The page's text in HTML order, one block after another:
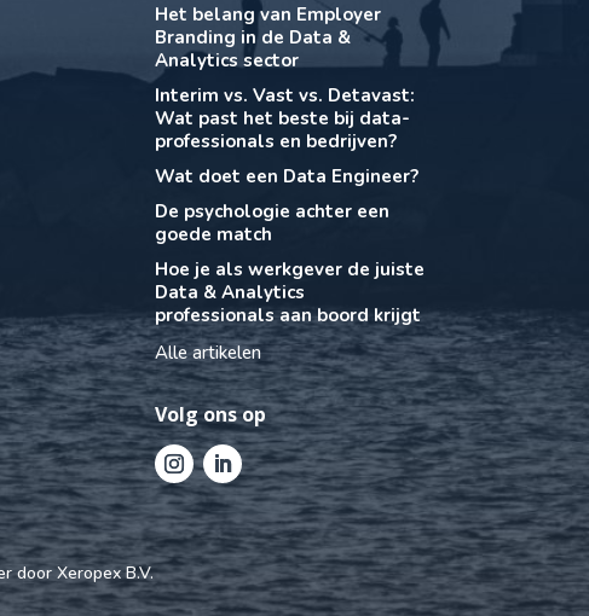
Het belang van Employer
Branding in de Data &
Analytics sector
Interim vs. Vast vs. Detavast:
Wat past het beste bij data-
professionals en bedrijven?
Wat doet een Data Engineer?
De psychologie achter een
goede match
Hoe je als werkgever de juiste
Data & Analytics
professionals aan boord krijgt
Alle artikelen
Volg ons op
doorXeropex B.V.